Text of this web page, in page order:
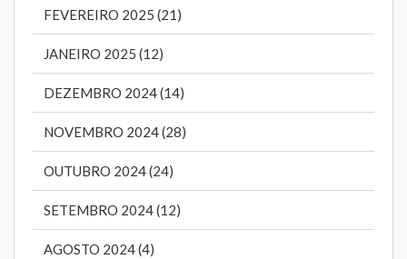
FEVEREIRO 2025 (21)
JANEIRO 2025 (12)
DEZEMBRO 2024 (14)
NOVEMBRO 2024 (28)
OUTUBRO 2024 (24)
SETEMBRO 2024 (12)
AGOSTO 2024 (4)